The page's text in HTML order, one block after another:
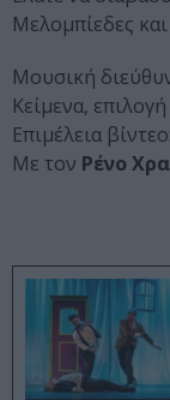
Μελομπίεδες
Μουσική
Κείμενα,
Επιμέλεια βίντεο:
Με τον Ρένο